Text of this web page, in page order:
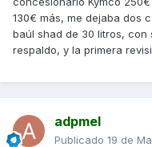
130€ más, me dejaba dos
baúl shad de 30 litros, con
respaldo, y la primera
adpmel
Publicado 19 de